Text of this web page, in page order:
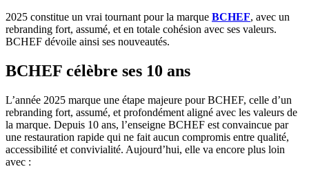
2025 constitue un vrai tournant pour la marque BCHEF, avec un
rebranding fort, assumé, et en totale cohésion avec ses valeurs.
BCHEF dévoile ainsi ses nouveautés.
BCHEF célèbre ses 10 ans
L’année 2025 marque une étape majeure pour BCHEF, celle d’un
rebranding fort, assumé, et profondément aligné avec les valeurs de
la marque. Depuis 10 ans, l’enseigne BCHEF est convaincue par
une restauration rapide qui ne fait aucun compromis entre qualité,
accessibilité et convivialité. Aujourd’hui, elle va encore plus loin
avec :